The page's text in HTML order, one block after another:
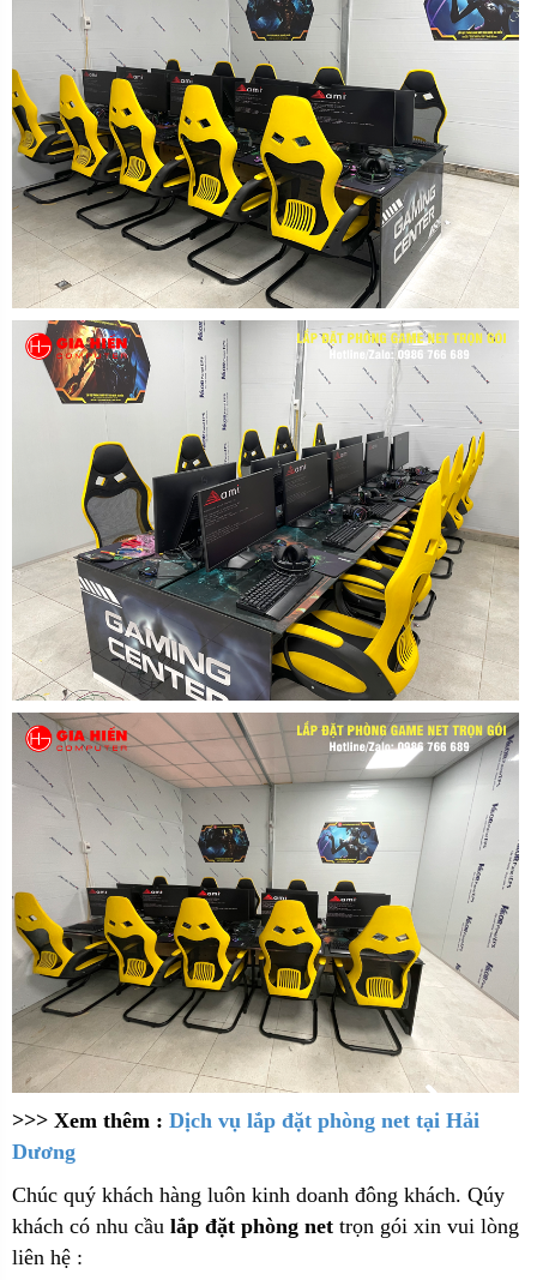
>>> Xem thêm : Dịch vụ lắp đặt phòng net tại Hải
Dương
Chúc quý khách hàng luôn kinh doanh đông khách. Qúy
khách có nhu cầu lắp đặt phòng net trọn gói xin vui lòng
liên hệ :